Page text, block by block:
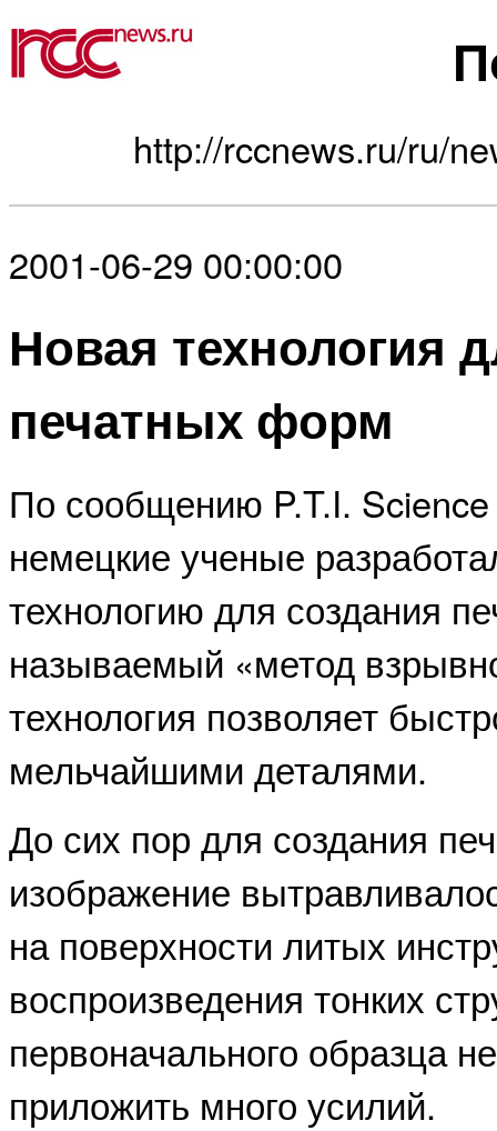
http://rccnews.ru/ru/
2001-06-29 00:00:00
Новая технология
печатных форм
По сообщению P.T.I.
немецкие ученые
технологию для создания
называемый «метод
технология позволяет
мельчайшими деталями.
До сих пор для создания
изображение
на поверхности литых
воспроизведения тонких
первоначального образца
приложить много усилий.